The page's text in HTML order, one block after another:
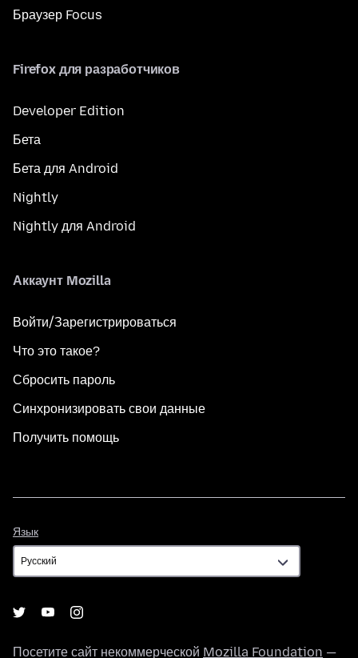
Браузер Focus
Firefox для разработчиков
Developer Edition
Бета
Бета для Android
Nightly
Nightly для Android
Аккаунт Mozilla
Войти/Зарегистрироваться
Что это такое?
Сбросить пароль
Синхронизировать свои данные
Получить помощь
Язык
Посетите сайт некоммерческой Mozilla Foundation —